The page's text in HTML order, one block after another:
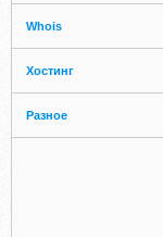
Whois
Хостинг
Разное